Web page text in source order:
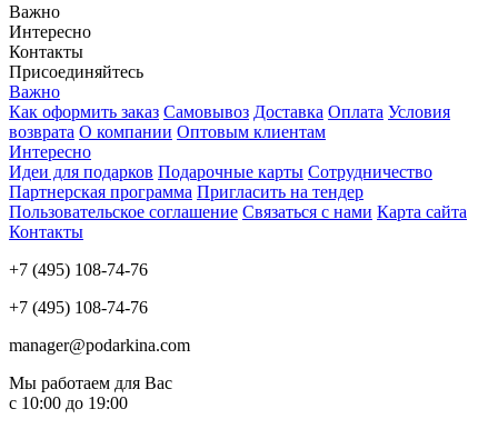
Важно
Интересно
Контакты
Присоединяйтесь
Важно
Как оформить заказ Самовывоз Доставка Оплата Условия
возврата О компании Оптовым клиентам
Интересно
Идеи для подарков Подарочные карты Сотрудничество
Партнерская программа Пригласить на тендер
Пользовательское соглашение Связаться с нами Карта сайта
Контакты
+7 (495) 108-74-76
+7 (495) 108-74-76
manager@podarkina.com
Мы работаем для Вас
с 10:00 до 19:00